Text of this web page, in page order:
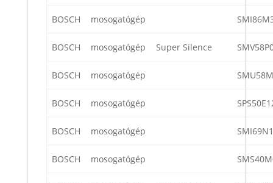
BOSCH mosogatógép
BOSCH mosogatógép Super Silence
BOSCH mosogatógép
BOSCH mosogatógép
BOSCH mosogatógép
BOSCH mosogatógép